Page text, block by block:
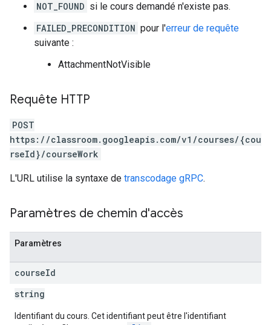
NOT_FOUND si le cours demandé n'existe pas.
FAILED_PRECONDITION pour l'erreur de requête
suivante :
AttachmentNotVisible
Requête HTTP
POST
https://classroom.googleapis.com/v1/courses/{cou
rseId}/courseWork
L'URL utilise la syntaxe de transcodage gRPC.
Paramètres de chemin d'accès
Paramètres
courseId
string
Identifiant du cours. Cet identifiant peut être l'identifiant